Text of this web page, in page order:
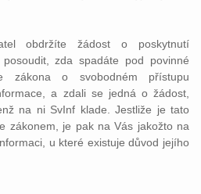
obdržíte žádost o poskytnutí
zda spadáte pod povinné
zákona o svobodném přístupu
a zdali se jedná o žádost,
na ni SvInf klade. Jestliže je tato
zákonem, je pak na Vás jakožto na
u které existuje důvod jejího